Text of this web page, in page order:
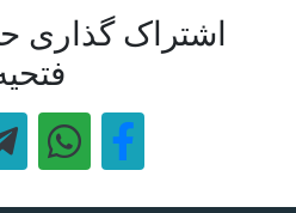
اشتراک گذاری